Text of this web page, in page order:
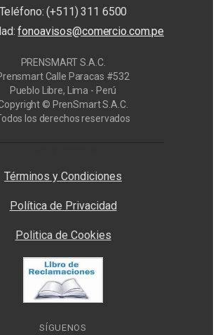
Teléfono: (+511) 311 6500
fonoavisos@comercio.com.pe
PRENSMART S.A.C.
Calle Paracas #532
Pueblo Libre, Lima - Perú
© PrenSmart S.A.C.
los derechos reservados
Términos y Condiciones
Política de Privacidad
Politica de Cookies
SÍGUENOS